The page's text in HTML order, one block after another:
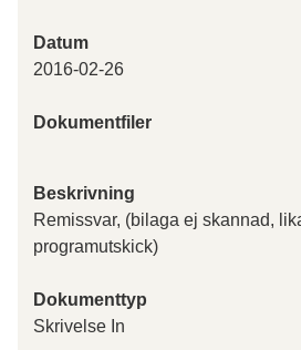
Datum
2016-02-26
Dokumentfiler
Beskrivning
Remissvar, (bilaga ej skannad,
programutskick)
Dokumenttyp
Skrivelse In